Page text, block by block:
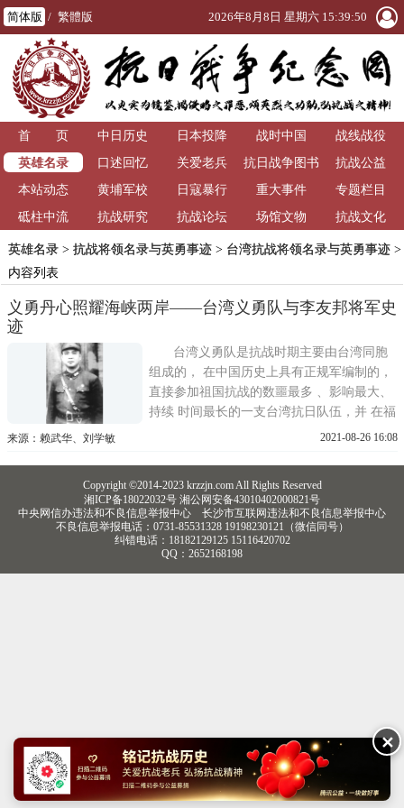
简体版 / 繁體版 2026年8月8日 星期六 15:39:50
首 页 中日历史 日本投降 战时中国
战线战役
英雄名录
口述回忆 关爱老兵
抗日战争图书
馆
抗战公益
本站动态
黄埔军校 日寇暴行 重大事件
专题栏目
砥柱中流
抗战研究 抗战论坛 场馆文物 抗战文化
英雄名录> 抗战将领名录与英勇事迹> 台湾抗战将领名录与英勇事迹>
内容列表
义勇丹心照耀海峡两岸——台湾义勇队与李友邦将军史
迹
台湾义勇队是抗战时期主要由台湾同胞
组成的， 在中国历史上具有正规军编制的，
直接参加祖国抗战的数噩最多 、影响最大、
持续 时间最长的一支台湾抗日队伍，并 在福
建龙岩建立了战斗时间最长、活动最久、影
始人李友邦将军即派副总队长张士德随美国
太平洋舰队司令
来源：赖武华、刘学敏 2021-08-26 16:08
Copyright ©2014-2023 krzzjn.com All Rights Reserved
湘ICP备18022032号 湘公网安备43010402000821号
中央网信办违法和不良信息举报中心
长沙市互联网违法和不良信息举报中心
不良信息举报电话：0731-85531328 19198230121（微信同号）
纠错电话：18182129125 15116420702
QQ：2652168198
✕